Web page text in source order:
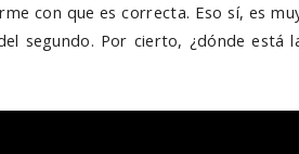
con que es correcta. Eso sí, es
segundo. Por cierto, ¿dónde está